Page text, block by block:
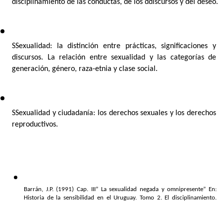
disciplinamiento de las conductas, de los ddiscursos y del deseo.
SSexualidad: la distinción entre prácticas, significaciones y
discursos. La relación entre sexualidad y las categorías de
generación, género, raza-etnia y clase social.
SSexualidad y ciudadanía: los derechos sexuales y los derechos
reproductivos.
Barrán, J.P. (1991) Cap. III” La sexualidad negada y omnipresente” En:
Historia de la sensibilidad en el Uruguay. Tomo 2. El disciplinamiento.